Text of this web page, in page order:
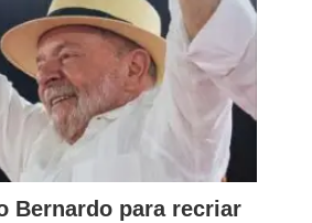
Bernardo para recriar